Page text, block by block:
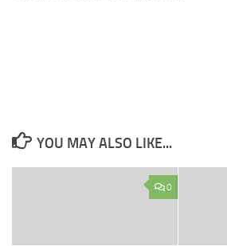
YOU MAY ALSO LIKE...
0